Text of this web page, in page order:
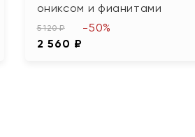
ониксом и фианитами
5 120 ₽
2 560 ₽
-50%